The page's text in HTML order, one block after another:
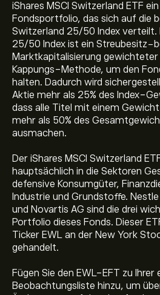
iShares MSCI Switzerland ETF
Fondsportfolio, das sich auf die
Switzerland 25/50 Index verteilt.
25/50 Index ist ein Streubesitz-
Marktkapitalisierung gewichteter
Kappungs-Methode, um den
halten. Dadurch wird
Aktie mehr als 25% des Index-
dass alle Titel mit einem
mehr als 50% des
ausmachen.
Der iShares MSCI Switzerland
hauptsächlich in die Sektoren
defensive Konsumgüter,
Industrie und Grundstoffe. Nestle
und Novartis AG sind die drei
Portfolio dieses Fonds. Dieser
Ticker EWL an der New York
gehandelt.
Fügen Sie den EWL-EFT zu Ihrer
Beobachtungsliste hinzu, um
Der aktuelle Preis von EWL
Allzeithoch von iShares MSCI
65.52‎$‎ USD